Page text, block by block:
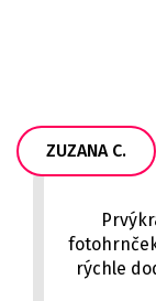
ZUZANA C.
rýchle